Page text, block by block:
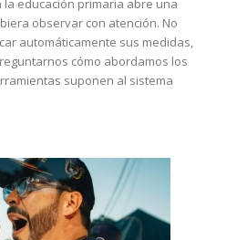
educación primaria abre una
observar con atención. No
automáticamente sus medidas,
cómo abordamos los
suponen al sistema